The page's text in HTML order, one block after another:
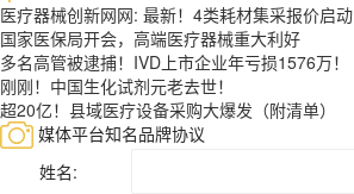
医疗器械创新网网: 最新！4类耗材集采报价启动
国家医保局开会，高端医疗器械重大利好
多名高管被逮捕！IVD上市企业年亏损1576万！
刚刚！中国生化试剂元老去世！
超20亿！县域医疗设备采购大爆发（附清单）
媒体平台知名品牌协议
姓名: